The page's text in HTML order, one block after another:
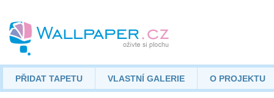
PŘIDAT TAPETU VLASTNÍ GALERIE O PROJEKTU